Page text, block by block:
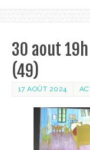
30 aout
(49)
17 AOÛT 2024